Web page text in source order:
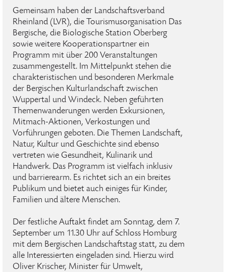
Gemeinsam haben der Landschaftsverband
Rheinland (LVR), die Tourismusorganisation Das
Bergische, die Biologische Station Oberberg
sowie weitere Kooperationspartner ein
Programm mit über 200 Veranstaltungen
zusammengestellt. Im Mittelpunkt stehen die
charakteristischen und besonderen Merkmale
der Bergischen Kulturlandschaft zwischen
Wuppertal und Windeck. Neben geführten
Themenwanderungen werden Exkursionen,
Mitmach-Aktionen, Verkostungen und
Vorführungen geboten. Die Themen Landschaft,
Natur, Kultur und Geschichte sind ebenso
vertreten wie Gesundheit, Kulinarik und
Handwerk. Das Programm ist vielfach inklusiv
und barrierearm. Es richtet sich an ein breites
Publikum und bietet auch einiges für Kinder,
Familien und ältere Menschen.
Der festliche Auftakt findet am Sonntag, dem 7.
September um 11.30 Uhr auf Schloss Homburg
mit dem Bergischen Landschaftstag statt, zu dem
alle Interessierten eingeladen sind. Hierzu wird
Oliver Krischer, Minister für Umwelt,